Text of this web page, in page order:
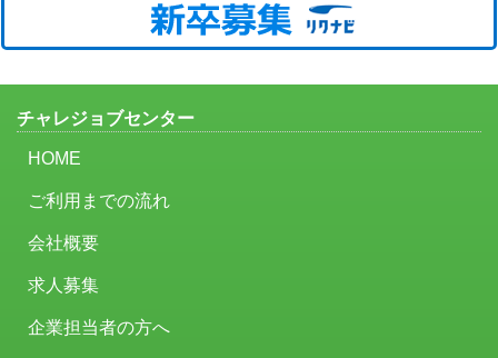
チャレジョブセンター
HOME
ご利用までの流れ
会社概要
求人募集
企業担当者の方へ